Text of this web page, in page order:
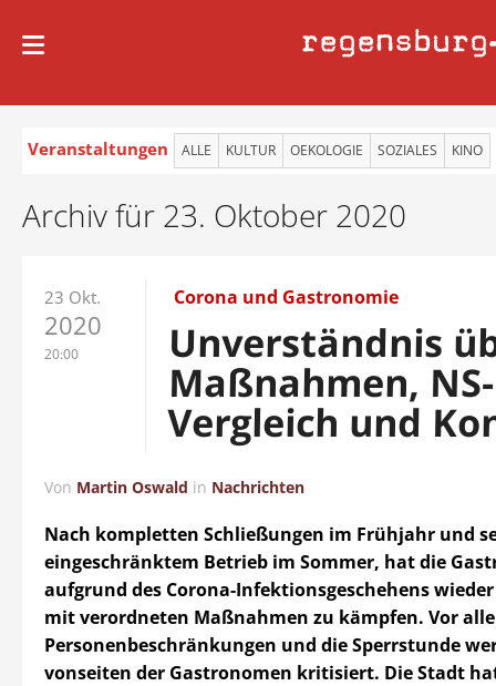
regensburg
Veranstaltungen ALLE KULTUR OEKOLOGIE SOZIALES KINO
Archiv für 23. Oktober 2020
23 Okt.
2020
20:00
Corona und Gastronomie
Unverständnis
Maßnahmen, NS-
Vergleich und
Von Martin Oswald in Nachrichten
Nach kompletten Schließungen im Frühjahr und
eingeschränktem Betrieb im Sommer, hat die
aufgrund des Corona-Infektionsgeschehens
mit verordneten Maßnahmen zu kämpfen. Vor
Personenbeschränkungen und die Sperrstunde
vonseiten der Gastronomen kritisiert. Die Stadt